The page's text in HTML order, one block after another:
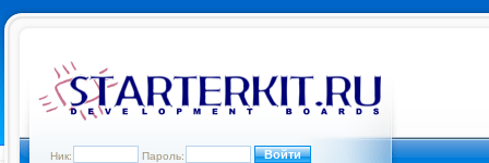
Ник: Пароль: